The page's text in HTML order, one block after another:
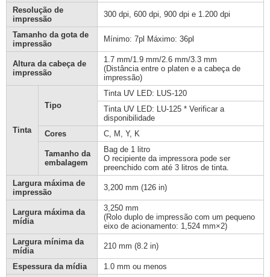
Resolução de
impressão
300 dpi, 600 dpi, 900 dpi e 1.200 dpi
Tamanho da gota de
impressão
Mínimo: 7pl Máximo: 36pl
Altura da cabeça de
impressão
1.7 mm/1.9 mm/2.6 mm/3.3 mm
(Distância entre o platen e a cabeça de
impressão)
Tinta
Tipo
Tinta UV LED: LUS-120
Tinta UV LED: LU-125 * Verificar a
disponibilidade
Cores
C, M, Y, K
Tamanho da
embalagem
Bag de 1 litro
O recipiente da impressora pode ser
preenchido com até 3 litros de tinta.
Largura máxima de
impressão
3,200 mm (126 in)
Largura máxima da
mídia
3,250 mm
(Rolo duplo de impressão com um pequeno
eixo de acionamento: 1,524 mm×2)
Largura mínima da
mídia
210 mm (8.2 in)
Espessura da mídia 1.0 mm ou menos